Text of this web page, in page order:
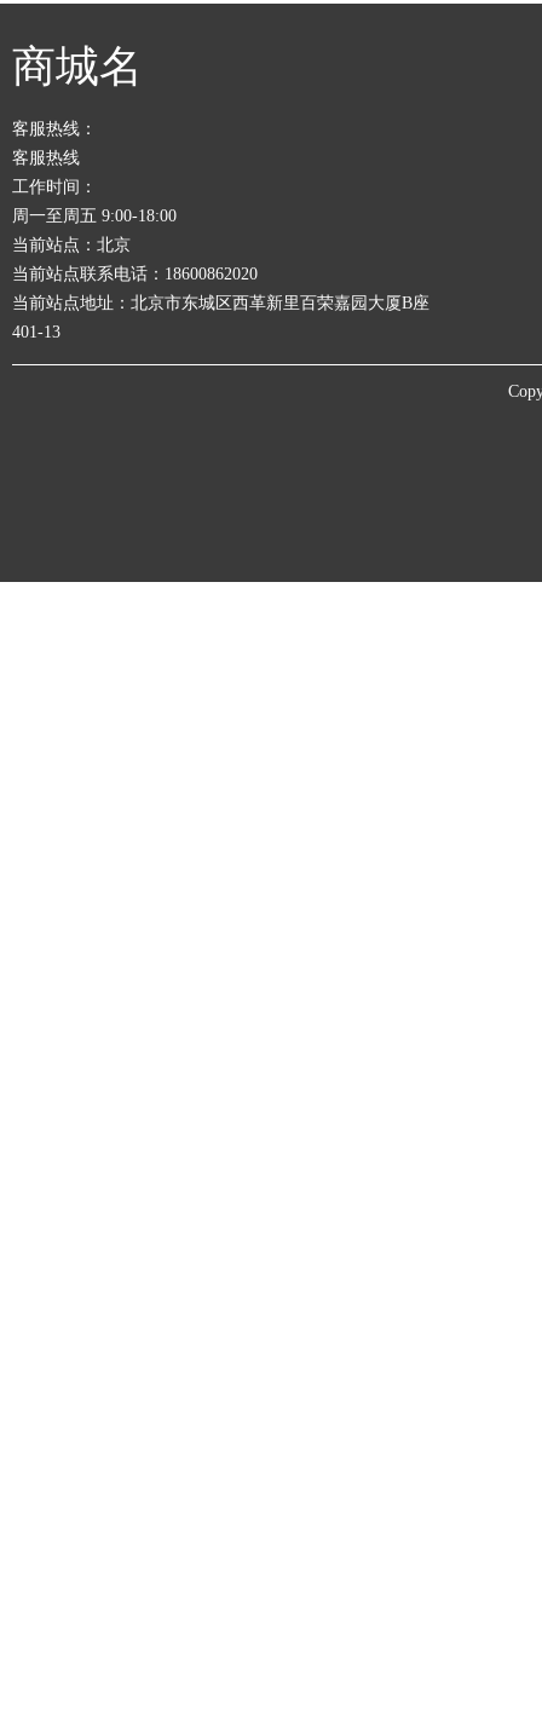
商城名
客服热线：
客服热线
工作时间：
周一至周五 9:00-18:00
当前站点：北京
当前站点联系电话：18600862020
当前站点地址：北京市东城区西革新里百荣嘉园大厦B座
401-13